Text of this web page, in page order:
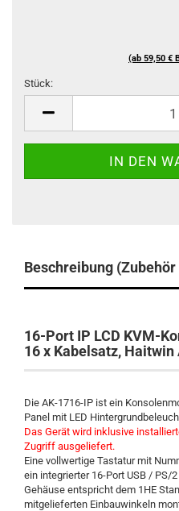
(ab 59,50 €
Stück:
Beschreibung (Zubehör
16-Port IP LCD KVM-
16 x Kabelsatz, Haitwin
Die AK-1716-IP ist ein
Panel mit LED
Das Gerät wird inklusive
Zugriff ausgeliefert.
Eine vollwertige Tastatur mit
ein integrierter 16-Port USB / PS/
Gehäuse entspricht dem 1HE
mitgelieferten Einbauwinkeln